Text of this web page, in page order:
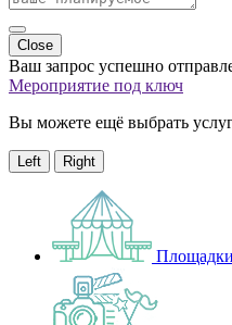
Close
Ваш запрос успешно
Мероприятие под ключ
Вы можете ещё выбрать
Left Right